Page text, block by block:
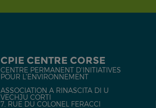
CPIE CENTRE CORSE
CENTRE PERMANENT D'INITIATIVES
POUR L'ENVIRONNEMENT
ASSOCIATION A RINASCITA DI U
VECHJU CORTI
7, RUE DU COLONEL FERACCI